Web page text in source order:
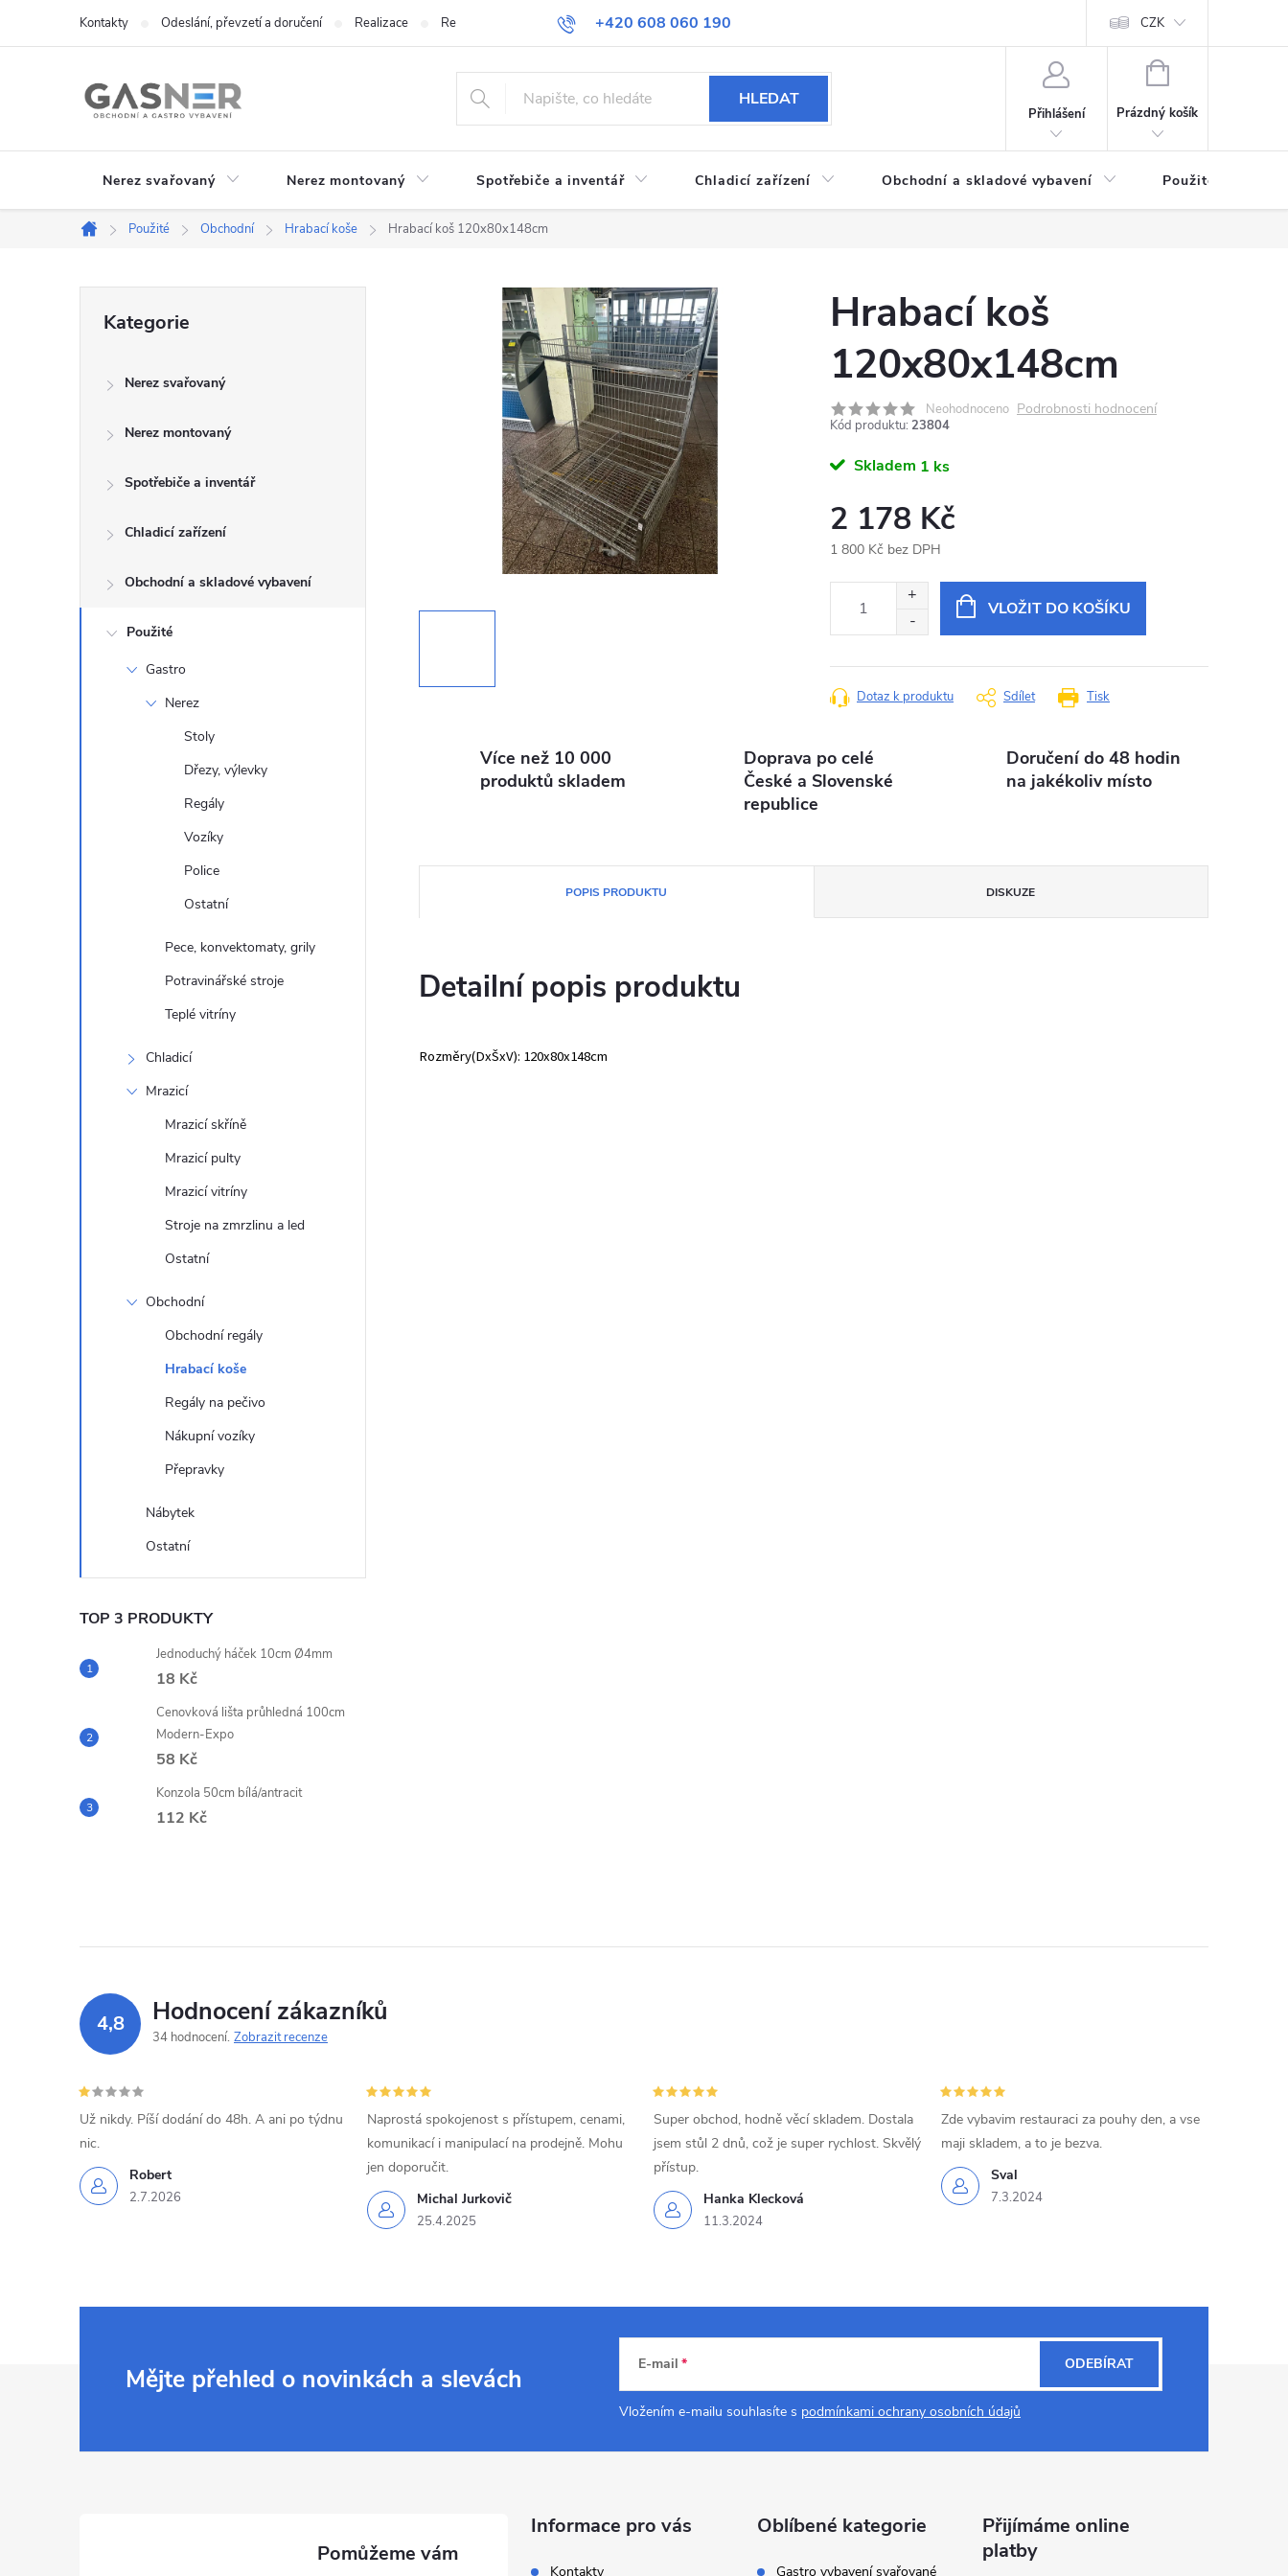
+420 608 060 190
Kontakty Odeslání, převzetí a doručení Realizace Reklamace a vrácení zboží Obchodní podmínky CZK
HLEDAT
Přihlášení
NÁKUPNÍ
Prázdný košík
Nerez svařovaný Nerez montovaný Spotřebiče a inventář Chladicí zařízení Obchodní a skladové vybavení Použité
Domů
Použité Obchodní Hrabací koše Hrabací koš 120x80x148cm
n
kategorie
Kategorie
Nerez svařovaný
Nerez montovaný
Spotřebiče a inventář
Chladicí zařízení
Obchodní a skladové vybavení
Použité
Gastro
Nerez
Stoly
Dřezy, výlevky
Regály
Vozíky
Police
Ostatní
Pece, konvektomaty, grily
Potravinářské stroje
Teplé vitríny
Chladicí
Mrazicí
Mrazicí skříně
Mrazicí pulty
Mrazicí vitríny
Stroje na zmrzlinu a led
Ostatní
Obchodní
Obchodní regály
Hrabací koše
Regály na pečivo
Nákupní vozíky
Přepravky
Nábytek
Ostatní
TOP 3 PRODUKTY
Jednoduchý háček 10cm Ø4mm
18 Kč
Cenovková lišta průhledná 100cm
Modern-Expo
58 Kč
Konzola 50cm bílá/antracit
112 Kč
Hrabací koš
120x80x148cm
Neohodnoceno Podrobnosti hodnocení
Kód produktu: 23804
Skladem 1 ks
2 178 Kč
1 800 Kč bez DPH
VLOŽIT DO KOŠÍKU
Tisk
Dotaz k produktu Sdílet
Více než 10 000
produktů skladem
Doprava po celé
České a Slovenské
republice
Doručení do 48 hodin
na jakékoliv místo
POPIS PRODUKTU DISKUZE
Detailní popis produktu
Rozměry(DxŠxV): 120x80x148cm
4,8 Hodnocení zákazníků
34 hodnocení Zobrazit recenze
Robert
2.7.2026
Už nikdy. Píší dodání do 48h. A ani po týdnu
nic.
Michal Jurkovič
25.4.2025
Naprostá spokojenost s přístupem, cenami,
komunikací i manipulací na prodejně. Mohu
jen doporučit.
Hanka Klecková
11.3.2024
Super obchod, hodně věcí skladem. Dostala
jsem stůl 2 dnů, což je super rychlost. Skvělý
přístup.
Sval
7.3.2024
Zde vybavim restauraci za pouhy den, a vse
maji skladem, a to je bezva.
Mějte přehled o novinkách a slevách E-mail
Vložením e-mailu souhlasíte s podmínkami ochrany osobních údajů
ODEBÍRAT
Informace pro vás
Kontakty
Oblíbené kategorie
Gastro vybavení svařované
Přijímáme online
platby